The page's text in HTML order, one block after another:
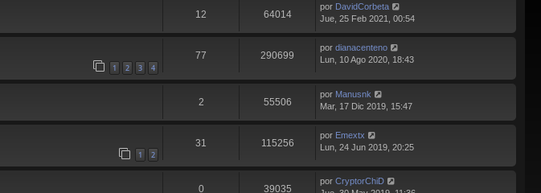
12 64014
por DavidCorbeta
Jue, 25 Feb 2021, 00:54
1 2 3 4
77 290699
por dianacenteno
Lun, 10 Ago 2020, 18:43
2 55506
por Manusnk
Mar, 17 Dic 2019, 15:47
1 2
31 115256
por Emextx
Lun, 24 Jun 2019, 20:25
0 39035
por CryptorChiD